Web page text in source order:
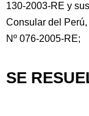
130-2003-RE y
Consular del
Nº 076-2005-RE;
SE